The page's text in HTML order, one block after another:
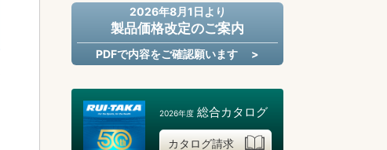
2026年8月1日より
製品価格改定のご案内
PDFで内容をご確認願います
2026年度総合カタログ
カタログ請求